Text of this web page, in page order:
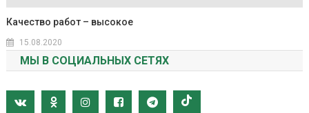
Качество работ – высокое
15.08.2020
МЫ В СОЦИАЛЬНЫХ СЕТЯХ